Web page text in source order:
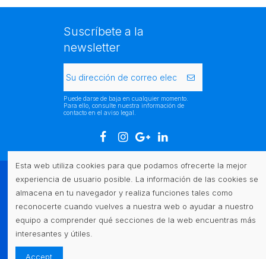
Suscríbete a la
newsletter
Puede darse de baja en cualquier momento.
Para ello, consulte nuestra información de
contacto en el aviso legal.
Atención al cliente
Esta web utiliza cookies para que podamos ofrecerte la mejor
experiencia de usuario posible. La información de las cookies se
almacena en tu navegador y realiza funciones tales como
reconocerte cuando vuelves a nuestra web o ayudar a nuestro
equipo a comprender qué secciones de la web encuentras más
interesantes y útiles.
Accept